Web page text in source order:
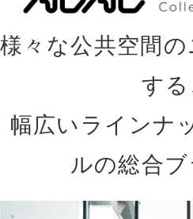
様々な公共空間の
する
幅広いラインナ
ルの総合ブ